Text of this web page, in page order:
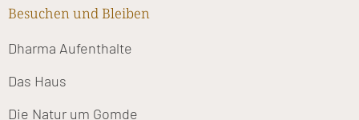
Besuchen und Bleiben
Dharma Aufenthalte
Das Haus
Die Natur um Gomde